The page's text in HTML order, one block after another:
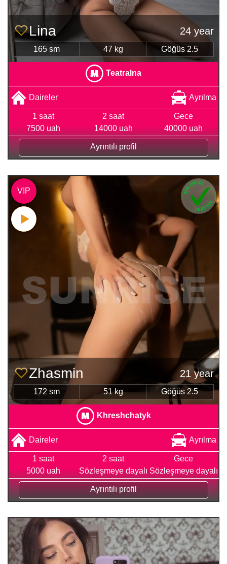
Lina 24 year
165 sm 47 kg Göğüs 2.5
Teatralna
Daireler Ayrılma
1 saat
7500 uah
2 saat
14000 uah
Gece
40000 uah
Ayrıntılı profil
Zhasmin 21 year
172 sm 51 kg Göğüs 2.5
Khreshchatyk
Daireler Ayrılma
1 saat
5000 uah
2 saat
Sözleşmeye dayalı
Gece
Sözleşmeye dayalı
Ayrıntılı profil
VIP